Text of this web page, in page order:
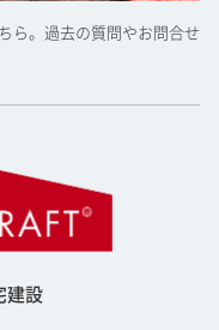
ら。過去の質問やお問合せ
建設